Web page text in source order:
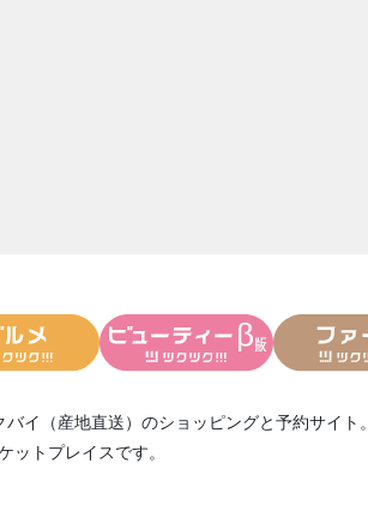
バイ（産地直送） のショッピングと予約サイト。
ットプレイスです。